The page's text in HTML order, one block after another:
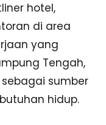
hotel,
di area
yang
Tengah,
sumber
hidup.